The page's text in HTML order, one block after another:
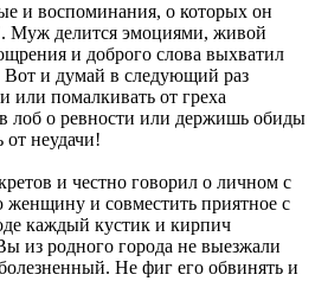
и воспоминания, о которых он
Муж делится эмоциями, живой
и доброго слова выхватил
Вот и думай в следующий раз
или помалкивать от греха
лоб о ревности или держишь обиды
неудачи!
и честно говорил о личном с
и совместить приятное с
каждый кустик и кирпич
из родного города не выезжали
Не фиг его обвинять и